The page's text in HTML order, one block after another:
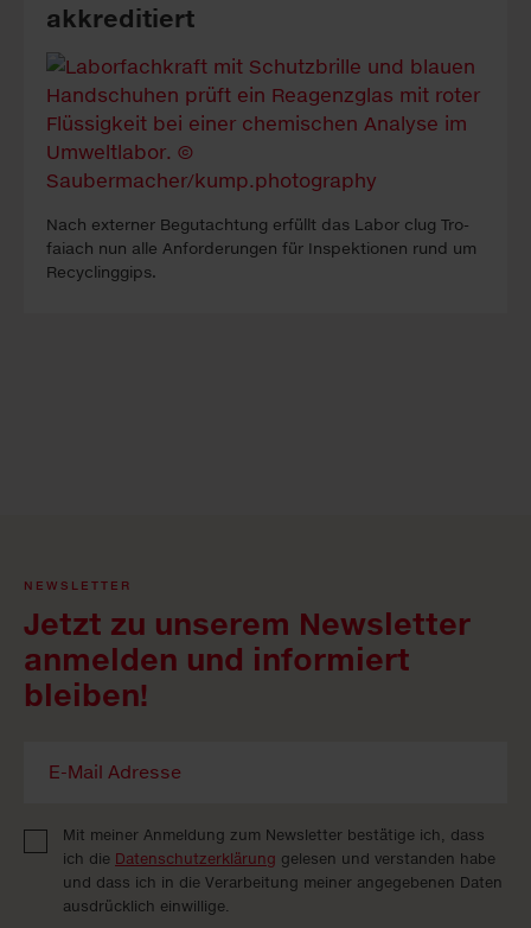
akkreditiert
Nach ex­ter­ner Be­gutacht­ung erfüllt das La­bor clug Tro­
faiach nun alle An­forder­ung­en für In­spekt­ion­en rund um
Re­cyc­ling­gips.
NEWSLETTER
Jetzt zu unserem Newsletter
anmelden und informiert
bleiben!
Mit meiner Anmeldung zum Newsletter bestätige ich, dass
ich die Datenschutzerklärung gelesen und verstanden habe
und dass ich in die Verarbeitung meiner angegebenen Daten
ausdrücklich einwillige.